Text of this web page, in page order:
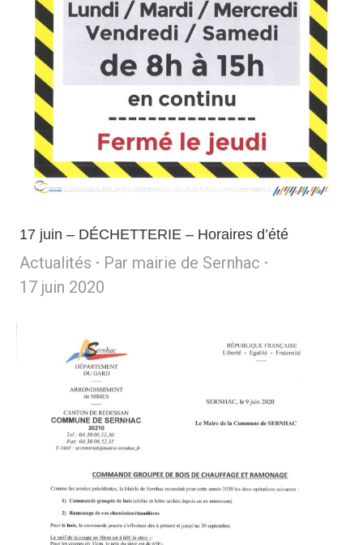
17 juin – DÉCHETTERIE – Horaires d’été
Actualités Par mairie de Sernhac
17 juin 2020